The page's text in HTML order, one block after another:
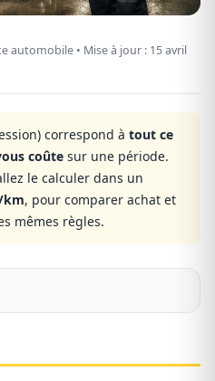
automobile • Mise à jour : 15 avril
correspond à tout ce
coûte sur une période.
le calculer dans un
km, pour comparer achat et
mêmes règles.